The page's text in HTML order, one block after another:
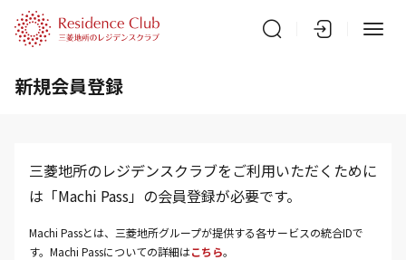
新規会員登録
三菱地所のレジデンスクラブをご利用いただくために
は「Machi Pass」の会員登録が必要です。
Machi Passとは、三菱地所グループが提供する各サービスの統合IDで
す。Machi Passについての詳細はこちら。